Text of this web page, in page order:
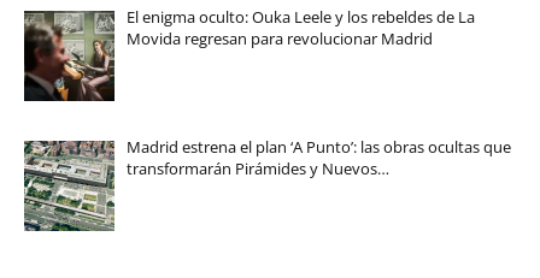
El enigma oculto: Ouka Leele y los rebeldes de La
Movida regresan para revolucionar Madrid
Madrid estrena el plan ‘A Punto’: las obras ocultas que
transformarán Pirámides y Nuevos…